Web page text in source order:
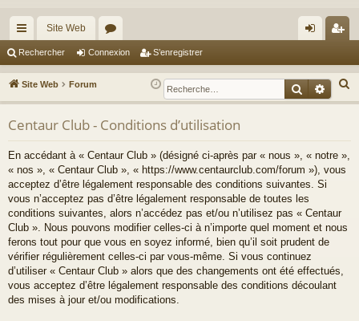
cc
ès
ra
pi
Site Web
or
u
m
s
ne
xi
nr
eg
r
Rechercher Connexion S’enregistrer
Site Web Forum
e
Centaur Club - Conditions d’utilisation
En accédant à « Centaur Club » (désigné ci-après par « nous », « notre »,
« nos », « Centaur Club », « https://www.centaurclub.com/forum »), vous
acceptez d’être légalement responsable des conditions suivantes. Si
vous n’acceptez pas d’être légalement responsable de toutes les
conditions suivantes, alors n’accédez pas et/ou n’utilisez pas « Centaur
Club ». Nous pouvons modifier celles-ci à n’importe quel moment et nous
ferons tout pour que vous en soyez informé, bien qu’il soit prudent de
vérifier régulièrement celles-ci par vous-même. Si vous continuez
d’utiliser « Centaur Club » alors que des changements ont été effectués,
vous acceptez d’être légalement responsable des conditions découlant
des mises à jour et/ou modifications.